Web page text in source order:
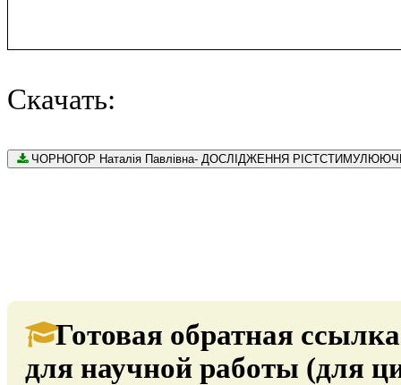
Скачать:
Готовая обратная
для научной работы (для